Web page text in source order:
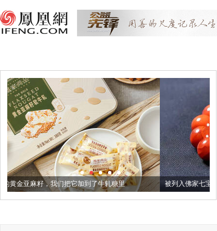
它加到了牛轧糖里 被列入佛家七宝的它到底有多美？